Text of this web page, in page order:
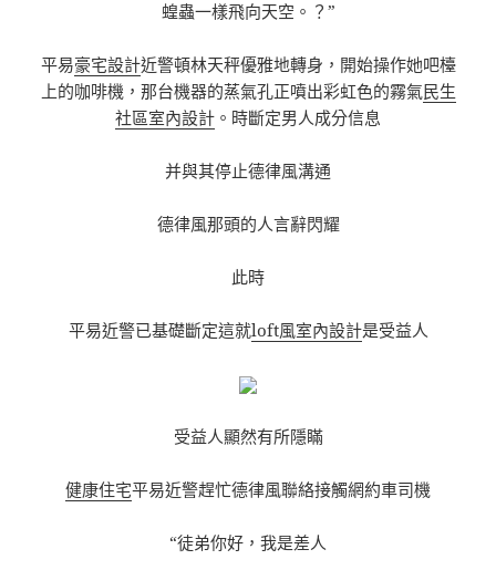
蝗蟲一樣飛向天空。？”
平易豪宅設計近警頓林天秤優雅地轉身，開始操作她吧檯
上的咖啡機，那台機器的蒸氣孔正噴出彩虹色的霧氣民生
社區室內設計 。時斷定男人成分信息
并與其停止德律風溝通
德律風那頭的人言辭閃耀
此時
平易近警已基礎斷定這就loft風室內設計是受益人
受益人顯然有所隱瞞
健康住宅平易近警趕忙德律風聯絡接觸網約車司機
“徒弟你好，我是差人